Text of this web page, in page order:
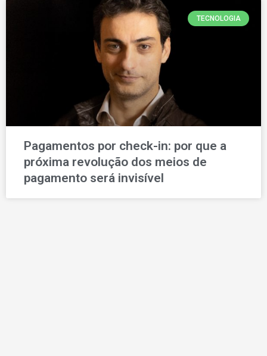
TECNOLOGIA
Pagamentos por check-in: por que a
próxima revolução dos meios de
pagamento será invisível